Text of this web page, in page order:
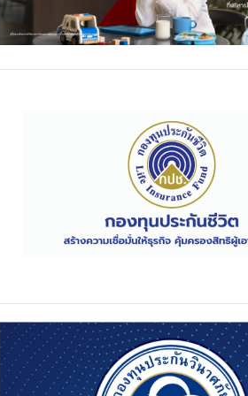
กันวินาศภัย (กปว.) ประกาศเปิดรับสมั
าศภัย